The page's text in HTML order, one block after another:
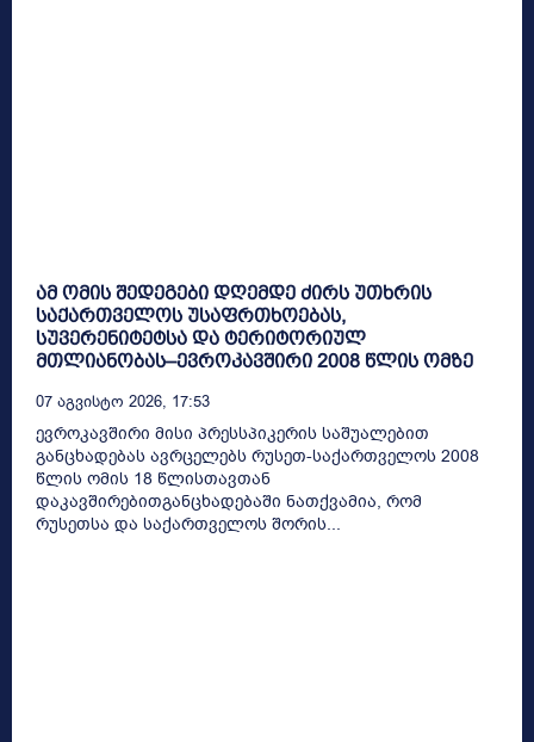
ამ ომის შედეგები დღემდე ძირს უთხრის
საქართველოს უსაფრთხოებას,
სუვერენიტეტსა და ტერიტორიულ
მთლიანობას–ევროკავშირი 2008 წლის ომზე
07 Აგვისტო 2026, 17:53
ევროკავშირი მისი პრესსპიკერის საშუალებით
განცხადებას ავრცელებს რუსეთ-საქართველოს 2008
წლის ომის 18 წლისთავთან
დაკავშირებითგანცხადებაში ნათქვამია, რომ
რუსეთსა და საქართველოს შორის...